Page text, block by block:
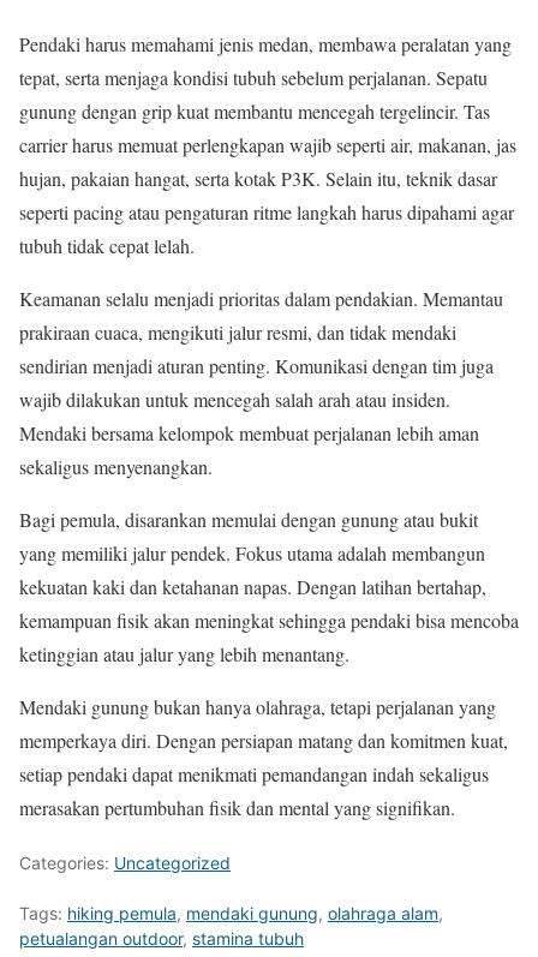
Pendaki harus memahami jenis medan, membawa peralatan yang
tepat, serta menjaga kondisi tubuh sebelum perjalanan. Sepatu
gunung dengan grip kuat membantu mencegah tergelincir. Tas
carrier harus memuat perlengkapan wajib seperti air, makanan, jas
hujan, pakaian hangat, serta kotak P3K. Selain itu, teknik dasar
seperti pacing atau pengaturan ritme langkah harus dipahami agar
tubuh tidak cepat lelah.
Keamanan selalu menjadi prioritas dalam pendakian. Memantau
prakiraan cuaca, mengikuti jalur resmi, dan tidak mendaki
sendirian menjadi aturan penting. Komunikasi dengan tim juga
wajib dilakukan untuk mencegah salah arah atau insiden.
Mendaki bersama kelompok membuat perjalanan lebih aman
sekaligus menyenangkan.
Bagi pemula, disarankan memulai dengan gunung atau bukit
yang memiliki jalur pendek. Fokus utama adalah membangun
kekuatan kaki dan ketahanan napas. Dengan latihan bertahap,
kemampuan fisik akan meningkat sehingga pendaki bisa mencoba
ketinggian atau jalur yang lebih menantang.
Mendaki gunung bukan hanya olahraga, tetapi perjalanan yang
memperkaya diri. Dengan persiapan matang dan komitmen kuat,
setiap pendaki dapat menikmati pemandangan indah sekaligus
merasakan pertumbuhan fisik dan mental yang signifikan.
Categories: Uncategorized
Tags: hiking pemula, mendaki gunung, olahraga alam,
petualangan outdoor, stamina tubuh